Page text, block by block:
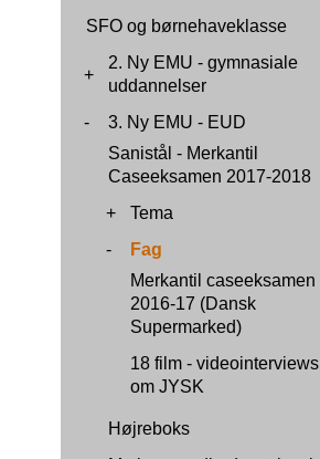
SFO og børnehaveklasse
+
2. Ny EMU - gymnasiale
uddannelser
-
3. Ny EMU - EUD
Sanistål - Merkantil
Caseeksamen 2017-2018
+
Tema
-
Fag
Merkantil caseeksamen
2016-17 (Dansk
Supermarked)
18 film - videointerviews
om JYSK
Højreboks